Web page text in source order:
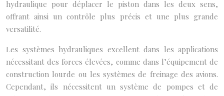
hydraulique pour déplacer le piston dans les deux sens,
offrant ainsi un contrôle plus précis et une plus grande
versatilité.
Les systèmes hydrauliques excellent dans les applications
nécessitant des forces élevées, comme dans l’équipement de
construction lourde ou les systèmes de freinage des avions.
Cependant, ils nécessitent un système de pompes et de